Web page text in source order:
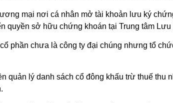
mại nơi cá nhân mở tài khoản lưu ký
quyền sở hữu chứng khoán tại Trung tâm Lưu
phần chưa là công ty đại chúng nhưng tổ
quản lý danh sách cổ đông khấu trừ thuế